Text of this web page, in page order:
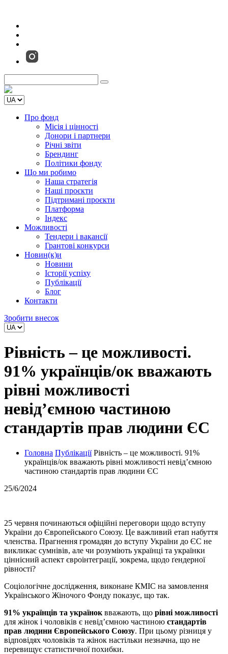
Про фонд
Місія і цінності
Донори і партнери
Річні звіти
Брендинг
Політики фонду
Що ми робимо
Наша стратегія
Наші проєкти
Підтримані проєкти
Платформа
Індекс
Можливості
Тендери і вакансії
Грантові конкурси
Новин(к)и
Новини
Історії успіху
Публікації
Блог
Контакти
Зробити внесок
Рівність – це можливості.
91% українців/ок вважають
рівні можливості
невід’ємною частиною
стандартів прав людини ЄС
Головна Публікації Рівність – це можливості. 91%
українців/ок вважають рівні можливості невід’ємною
частиною стандартів прав людини ЄС
25/6/2024
25 червня починаються офіційні переговори щодо вступу
України до Європейського Союзу. Це важливий етап набуття
членства. Прагнення громадян до вступу України до ЄС не
викликає сумнівів, але чи розуміють українці та українки
ціннісний аспект євроінтеграції, зокрема, щодо ґендерної
рівності?
Соціологічне дослідження, виконане КМІС на замовлення
Українського Жіночого Фонду показує, що так.
91% українців та українок вважають, що рівні можливості
для жінок і чоловіків є невід’ємною частиною стандартів
прав людини Європейського Союзу. При цьому різниця у
відповідях чоловіків та жінок настільки незначна, що не
перевищує статистичної похибки.